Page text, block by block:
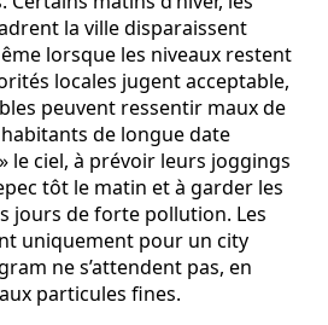
la ville disparaissent
lorsque les niveaux restent
locales jugent acceptable,
peuvent ressentir maux de
de longue date
le ciel, à prévoir leurs joggings
tôt le matin et à garder les
jours de forte pollution. Les
uniquement pour un city
ne s’attendent pas, en
particules fines.